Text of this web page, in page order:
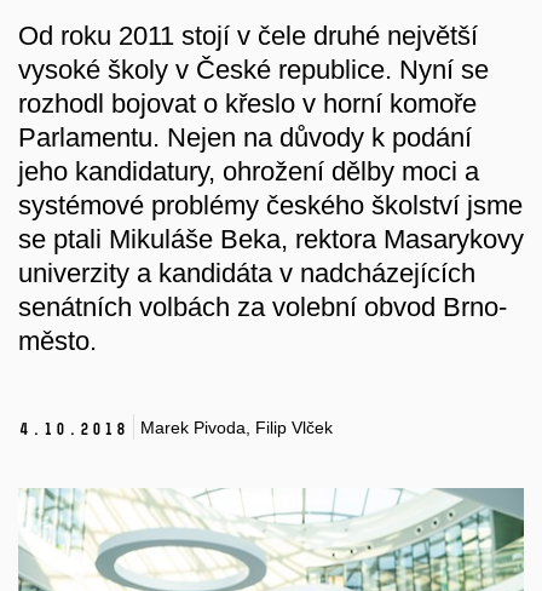
Od roku 2011 stojí v čele druhé největší
vysoké školy v České republice. Nyní se
rozhodl bojovat o křeslo v horní komoře
Parlamentu. Nejen na důvody k podání
jeho kandidatury, ohrožení dělby moci a
systémové problémy českého školství jsme
se ptali Mikuláše Beka, rektora Masarykovy
univerzity a kandidáta v nadcházejících
senátních volbách za volební obvod Brno-
město.
4. 10. 2018 Marek Pivoda, Filip Vlček